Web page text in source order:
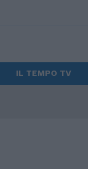
IL TEMPO TV